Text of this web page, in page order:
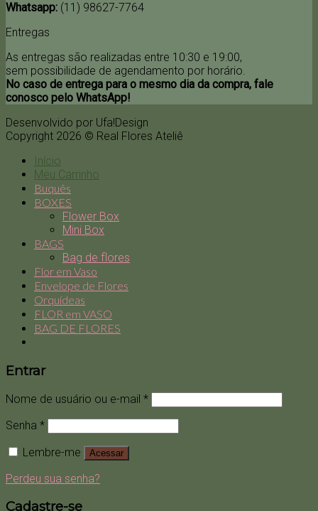
Whatsapp: (11) 98627-7764
Entregas
As entregas são realizadas entre 10:30 e 19:00,
sem possibilidade de agendamento por horário.
No caso de entrega para o mesmo dia da compra, fale
conosco pelo WhatsApp!
Desenvolvido por Ufa!Design
Copyright 2026 © Real Flores Ateliê
Início
Meu Carrinho
Buquês
BOXES
Flower Box
Mini Box
BAGS
Bag de flores
Flor em Vaso
Envelope de Flores
Orquídeas
FLOR em VASO
BAG DE FLORES
Entrar
Nome de usuário ou e-mail *
Senha *
Lembre-me
Acessar
Perdeu sua senha?
Cadastre-se